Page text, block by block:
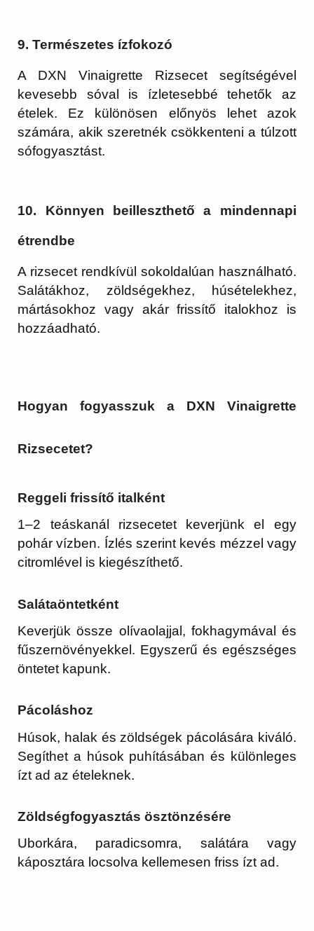
9. Természetes ízfokozó
A DXN Vinaigrette Rizsecet segítségével
kevesebb sóval is ízletesebbé tehetők az
ételek. Ez különösen előnyös lehet azok
számára, akik szeretnék csökkenteni a túlzott
sófogyasztást.
10. Könnyen beilleszthető a mindennapi
étrendbe
A rizsecet rendkívül sokoldalúan használható.
Salátákhoz, zöldségekhez, húsételekhez,
mártásokhoz vagy akár frissítő italokhoz is
hozzáadható.
Hogyan fogyasszuk a DXN Vinaigrette
Rizsecetet?
Reggeli frissítő italként
1–2 teáskanál rizsecetet keverjünk el egy
pohár vízben. Ízlés szerint kevés mézzel vagy
citromlével is kiegészíthető.
Salátaöntetként
Keverjük össze olívaolajjal, fokhagymával és
fűszernövényekkel. Egyszerű és egészséges
öntetet kapunk.
Pácoláshoz
Húsok, halak és zöldségek pácolására kiváló.
Segíthet a húsok puhításában és különleges
ízt ad az ételeknek.
Zöldségfogyasztás ösztönzésére
Uborkára, paradicsomra, salátára vagy
káposztára locsolva kellemesen friss ízt ad.